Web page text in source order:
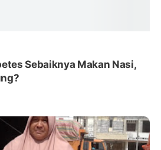
Sebaiknya Makan Nasi,